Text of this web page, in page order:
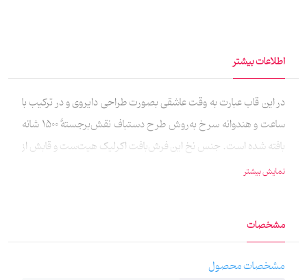
اطلاعات بیشتر
در این قاب عبارت به وقت عاشقی بصورت طراحی دایروی و در ترکیب با
ساعت و هندوانه سرخ به‌روش طرح دستباف نقش‌برجستۀ 1500 شانه
بافته شده است. جنس نخ این فرش‌بافت اکرلیک هیت‌ست و قابش از
نمایش بیشتر
مشخصات
مشخصات محصول